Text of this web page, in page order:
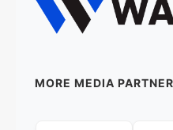
MORE MEDIA